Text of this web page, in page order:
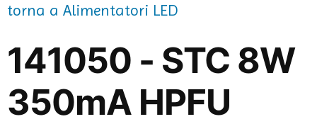
torna a Alimentatori LED
141050 - STC 8W
350mA HPFU